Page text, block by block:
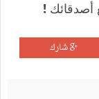
أصدقائك !
شارك